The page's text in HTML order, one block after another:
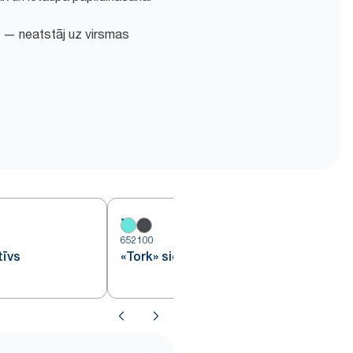
— neatstāj uz virsmas
652100
«Tork» sienas statīvs